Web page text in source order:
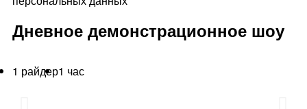
Дневное демонстрационное шоу
1 райдер1 час